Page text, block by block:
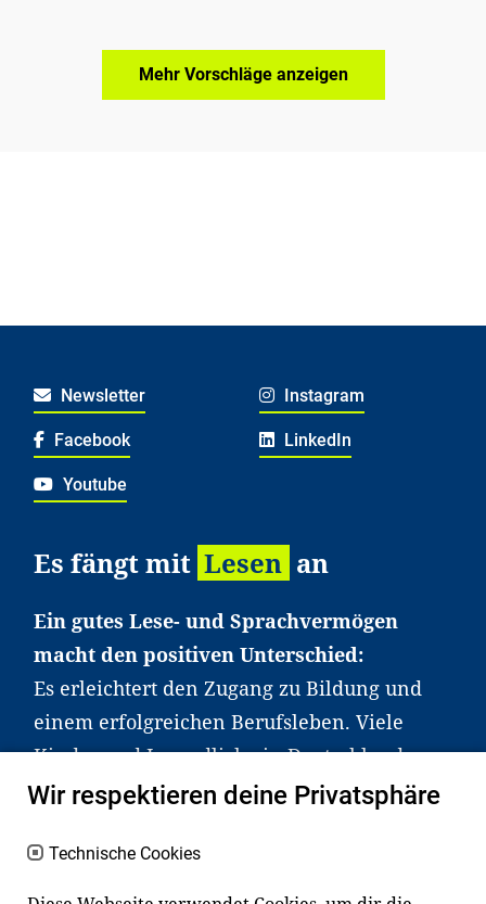
Mehr Vorschläge anzeigen
Newsletter Instagram
Facebook LinkedIn
Youtube
Es fängt mit Lesen an
Ein gutes Lese- und Sprachvermögen
macht den positiven Unterschied:
Es erleichtert den Zugang zu Bildung und
einem erfolgreichen Berufsleben. Viele
Kinder und Jugendliche in Deutschland
haben aber große Schwierigkeiten dabei.
an Familien sowie an Erzieher*innen,
Wir respektieren deine Privatsphäre
Technische Cookies